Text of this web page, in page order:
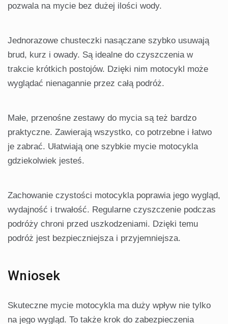
pozwala na mycie bez dużej ilości wody.
Jednorazowe chusteczki nasączane szybko usuwają
brud, kurz i owady. Są idealne do czyszczenia w
trakcie krótkich postojów. Dzięki nim motocykl może
wyglądać nienagannie przez całą podróż.
Małe, przenośne zestawy do mycia są też bardzo
praktyczne. Zawierają wszystko, co potrzebne i łatwo
je zabrać. Ułatwiają one szybkie mycie motocykla
gdziekolwiek jesteś.
Zachowanie czystości motocykla poprawia jego wygląd,
wydajność i trwałość. Regularne czyszczenie podczas
podróży chroni przed uszkodzeniami. Dzięki temu
podróż jest bezpieczniejsza i przyjemniejsza.
Wniosek
Skuteczne mycie motocykla ma duży wpływ nie tylko
na jego wygląd. To także krok do zabezpieczenia